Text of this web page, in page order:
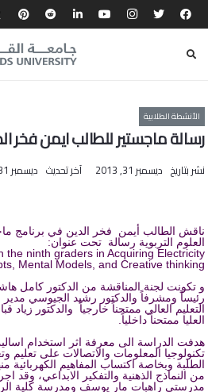
الأنشطة الطلابية
رسالة ماجستير للطالب ايمن فخر
نشر بتاريخ ديسمبر 31, 2013 آخر تحديث ديسمبر 31, 2013
ناقش الطالب أيمن فخر الدين في برنامج
العلوم التربوية رسالة تحت عنوان:
the ninth graders in Acquiring Electricity
Mental Models, and Creative thinking.
و تكونت لجنة المناقشة من الدكتور كامل
رئيساً ومشرفاً والدكتور رشيد الجيوسي مدير
التعليم العالي ممتحناً خارجياً والدكتور
العليا ممتحناً داخلياً.
هدفت الدراسة الى معرفة اثر استخدام
تكنولوجيا المعلومات والاتصالات على تعليم
الطلبة وبخاصة اكتساب المفاهيم الكهربائية
من النماذج الذهنية والتفكير الابداعي،
مدرستي راهبات مار يوسف ومدرسة كلية